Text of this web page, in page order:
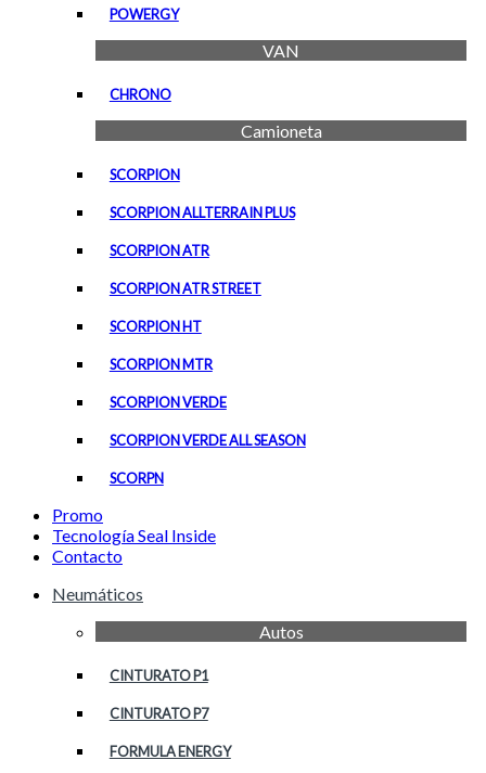
POWERGY
VAN
CHRONO
Camioneta
SCORPION
SCORPION ALLTERRAIN PLUS
SCORPION ATR
SCORPION ATR STREET
SCORPION HT
SCORPION MTR
SCORPION VERDE
SCORPION VERDE ALL SEASON
SCORPN
Promo
Tecnología Seal Inside
Contacto
Neumáticos
Autos
CINTURATO P1
CINTURATO P7
FORMULA ENERGY